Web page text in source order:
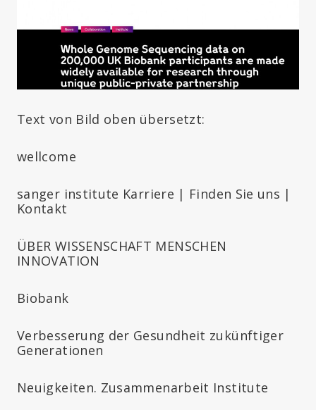
Text von Bild oben übersetzt:
wellcome
sanger institute Karriere | Finden Sie uns |
Kontakt
ÜBER WISSENSCHAFT MENSCHEN
INNOVATION
Biobank
Verbesserung der Gesundheit zukünftiger
Generationen
Neuigkeiten. Zusammenarbeit Institute